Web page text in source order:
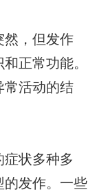
然，但发作
正常功能。
常活动的结
状多种多
的发作。一些